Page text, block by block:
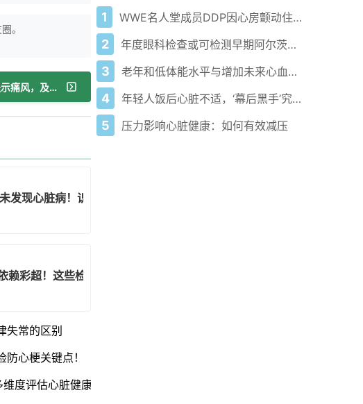
。
下一篇：关节痛到醒？三大信号提示痛风，及时检查别拖3年
发现心脏病！识别信号+急救3步走
赖彩超！这些检查组合更准
失常的区别
心梗关键点！
度评估心脏健康
1 WWE名人堂成员DDP因心房颤动住院治疗
2 年度眼科检查或可检测早期阿尔茨海默病
3 老年和低体能水平与增加未来心血管风险的心律失常相关
4 年轻人饭后心脏不适，‘幕后黑手’究竟是谁？
5 压力影响心脏健康：如何有效减压